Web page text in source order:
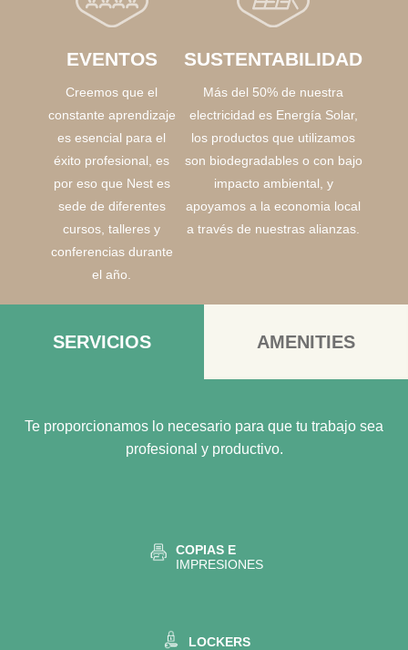
EVENTOS
Creemos que el
constante aprendizaje
es esencial para el
éxito profesional, es
por eso que Nest es
sede de diferentes
cursos, talleres y
conferencias durante
el año.
SUSTENTABILIDAD
Más del 50% de nuestra
electricidad es Energía Solar,
los productos que utilizamos
son biodegradables o con bajo
impacto ambiental, y
apoyamos a la economia local
a través de nuestras alianzas.
SERVICIOS AMENITIES
Te proporcionamos lo necesario para que tu trabajo sea
profesional y productivo.
COPIAS E
IMPRESIONES
LOCKERS